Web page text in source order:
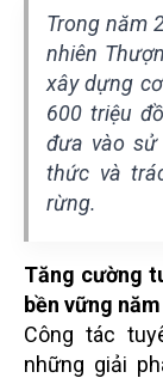
Trong năm
nhiên
xây dựng
600 triệu
đưa vào sử
thức và
rừng.
Tăng cường
bền vững
Công tác
những giải